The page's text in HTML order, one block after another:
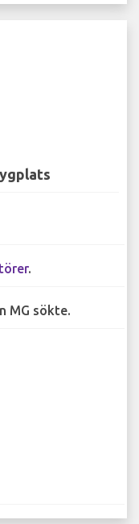
.
MG sökte.